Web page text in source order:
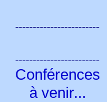
------------------------
------------------------
Conférences
à venir...